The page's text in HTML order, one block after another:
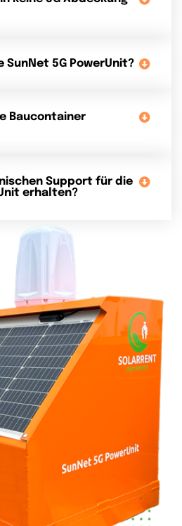
5G PowerUnit?
Baucontainer
Support für die
erhalten?